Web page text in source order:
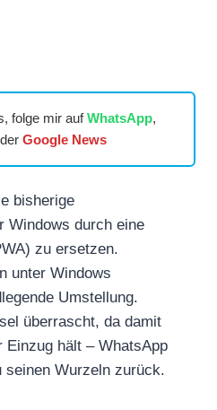
folge mir aufWhatsApp,
Google News
bisherige
Windows durch eine
zu ersetzen.
unter Windows
Umstellung.
überrascht, da damit
Einzug hält – WhatsApp
Wurzeln zurück.